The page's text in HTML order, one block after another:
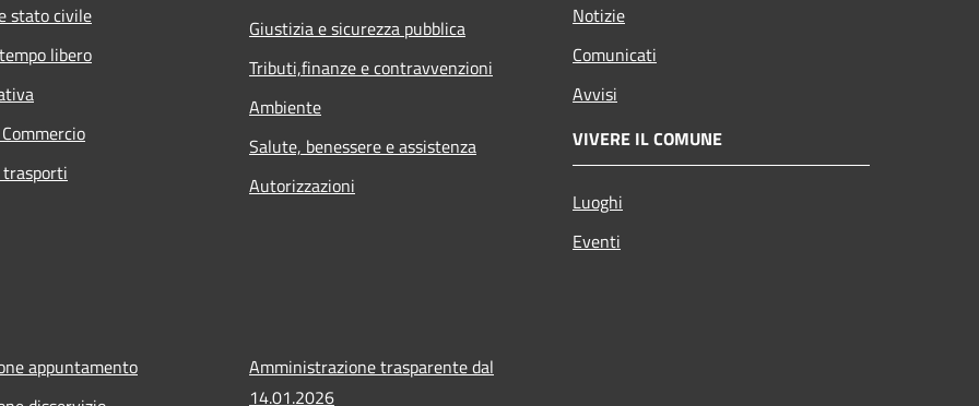
stato civile
libero
Giustizia e sicurezza pubblica
Tributi,finanze e contravvenzioni
Ambiente
Salute, benessere e assistenza
Autorizzazioni
Notizie
Comunicati
Avvisi
VIVERE IL COMUNE
Luoghi
Eventi
appuntamento
Amministrazione trasparente dal
14.01.2026